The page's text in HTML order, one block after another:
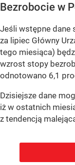
Bezrobocie w
Jeśli wstępne dane
za lipiec Główny
tego miesiąca)
wzrost stopy
odnotowano 6,1
Dzisiejsze dane
iż w ostatnich
z tendencją